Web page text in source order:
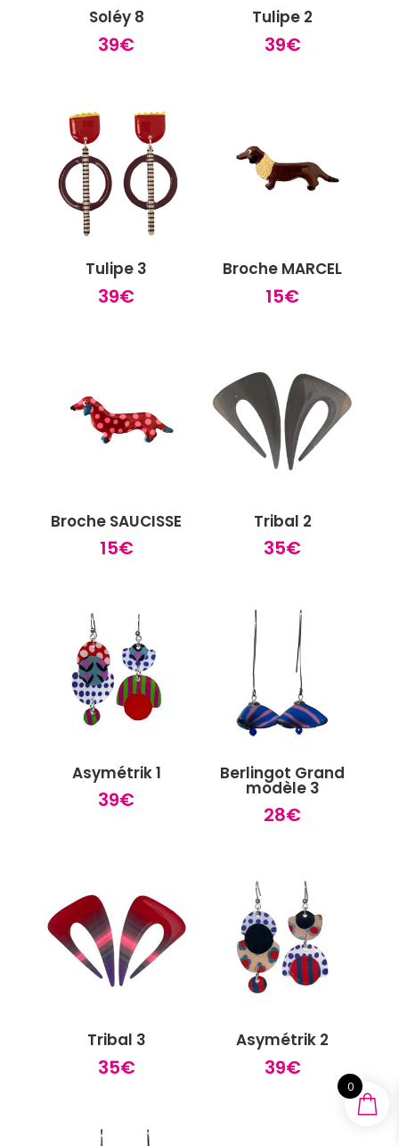
Soléy 8
39€
Tulipe 2
39€
Tulipe 3
39€
Broche MARCEL
15€
Broche SAUCISSE
15€
Tribal 2
35€
Asymétrik 1
39€
Berlingot Grand
modèle 3
28€
Tribal 3
35€
Asymétrik 2
39€
0